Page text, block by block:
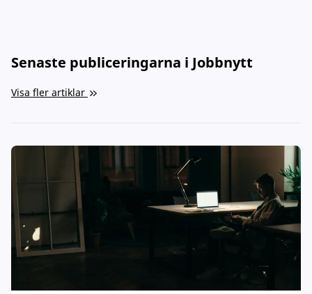
Senaste publiceringarna i Jobbnytt
Visa fler artiklar